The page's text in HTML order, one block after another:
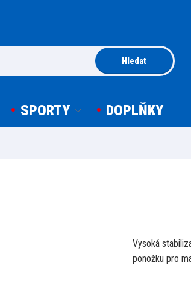
Hledat
SPORTY DOPLŇKY
Vysoká
ponožku pro